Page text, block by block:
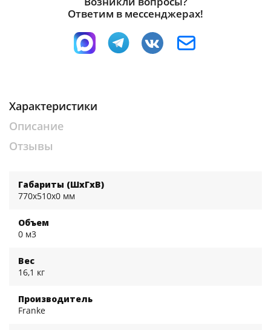
Ответим в мессенджерах!
Характеристики
Описание
Отзывы
Габариты (ШхГхВ)
770x510x0 мм
Объем
0 м3
Вес
16,1 кг
Производитель
Franke